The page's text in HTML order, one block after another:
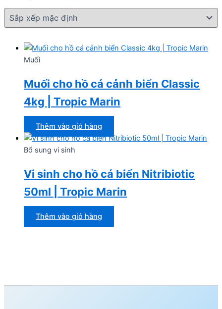
Muối
Muối cho hồ cá cảnh biển Classic
4kg | Tropic Marin
Thêm vào giỏ hàng
Bổ sung vi sinh
Vi sinh cho hồ cá biển Nitribiotic
50ml | Tropic Marin
Thêm vào giỏ hàng